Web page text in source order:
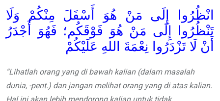
انْظُرُوا إِلَى مَنْ هُوَ أَسْفَلَ مِنْكُمْ وَلَا
تَنْظُرُوا إِلَى مَنْ هُوَ فَوْقَكُم؛ فَهُوَ أَجْدَرُ
أَنْ لَا تَزْدَرُوا نِعْمَةَ اللهِ عَلَيْكُمْ
“Lihatlah orang yang di bawah kalian (dalam masalah
dunia, -pent.) dan jangan melihat orang yang di atas kalian.